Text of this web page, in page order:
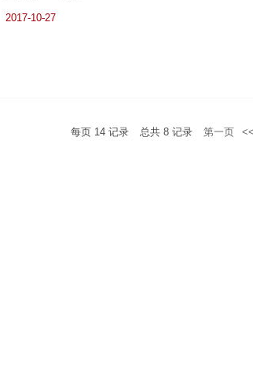
2017-10-27
每页 14 记录 总共8 记录 第一页